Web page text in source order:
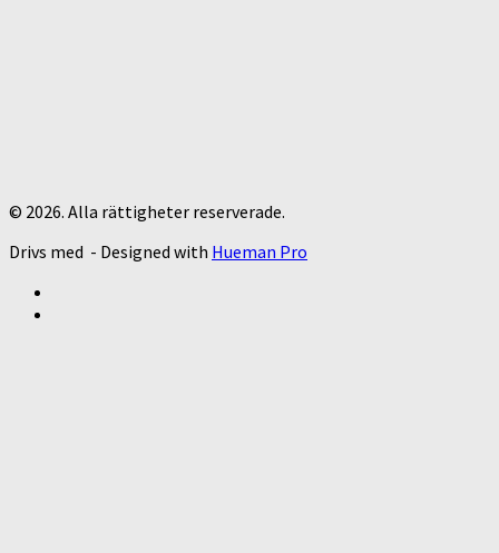
© 2026. Alla rättigheter reserverade.
Drivs med - Designed with Hueman Pro